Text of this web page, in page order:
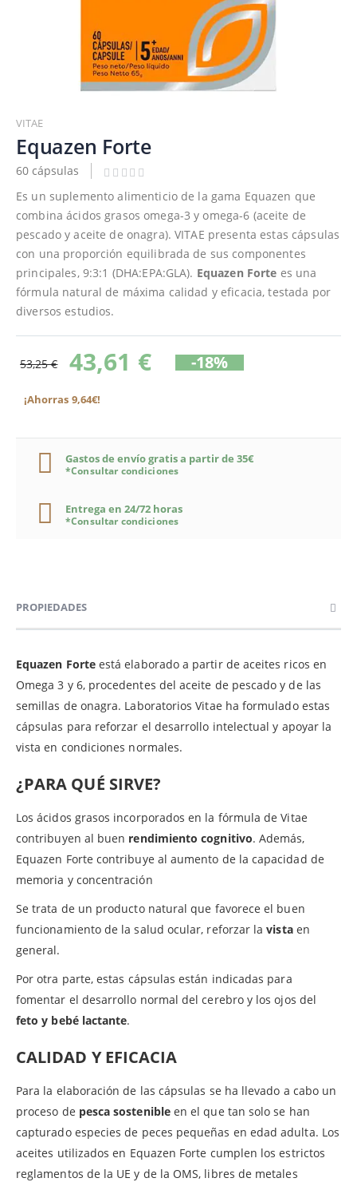
al
comienzo
de
la
galería
imágenes
VITAE
Equazen Forte
60 cápsulas
Es un suplemento alimenticio de la gama Equazen que
combina ácidos grasos omega-3 y omega-6 (aceite de
pescado y aceite de onagra). VITAE presenta estas cápsulas
con una proporción equilibrada de sus componentes
principales, 9:3:1 (DHA:EPA:GLA). Equazen Forte es una
fórmula natural de máxima calidad y eficacia, testada por
diversos estudios.
53,25 € 43,61 € -18%
¡Ahorras 9,64€!
Gastos de envío gratis a partir de 35€
*Consultar condiciones
Entrega en 24/72 horas
*Consultar condiciones
PROPIEDADES
Equazen Forte está elaborado a partir de aceites ricos en
Omega 3 y 6, procedentes del aceite de pescado y de las
semillas de onagra. Laboratorios Vitae ha formulado estas
cápsulas para reforzar el desarrollo intelectual y apoyar la
vista en condiciones normales.
¿PARA QUÉ SIRVE?
Los ácidos grasos incorporados en la fórmula de Vitae
contribuyen al buen rendimiento cognitivo. Además,
Equazen Forte contribuye al aumento de la capacidad de
memoria y concentración
Se trata de un producto natural que favorece el buen
funcionamiento de la salud ocular, reforzar lavistaen
general.
Por otra parte, estas cápsulas están indicadas para
fomentar el desarrollo normal del cerebro y los ojos del
feto y bebé lactante.
CALIDAD Y EFICACIA
Para la elaboración de las cápsulas se ha llevado a cabo un
proceso de pesca sostenibleen el que tan solo se han
capturado especies de peces pequeñas en edad adulta. Los
aceites utilizados en Equazen Forte cumplen los estrictos
reglamentos de la UE y de la OMS, libres de metales